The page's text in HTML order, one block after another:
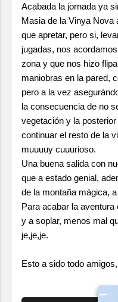
Acabada la jornada ya
Masia de la Vinya Nova
que apretar, pero si,
jugadas, nos
zona y que nos hizo
maniobras en la pared,
pero a la vez
la consecuencia de no
vegetación y la
continuar el resto de la
muuuuy cuuurioso.
Una buena salida con
que a estado genial,
de la montaña mágica,
Para acabar la
y a soplar, menos mal
je,je,je.
Esto a sido todo